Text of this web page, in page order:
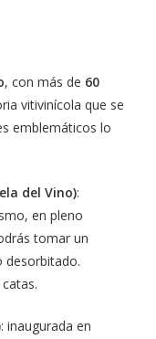
, con más de 60
vitivinícola que se
emblemáticos lo
del Vino):
en pleno
tomar un
desorbitado.
: inaugurada en